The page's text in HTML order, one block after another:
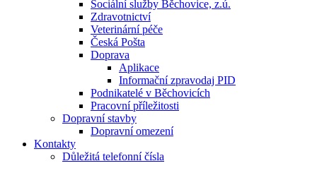
Sociální služby Běchovice, z.ú.
Zdravotnictví
Veterinární péče
Česká Pošta
Doprava
Aplikace
Informační zpravodaj PID
Podnikatelé v Běchovicích
Pracovní příležitosti
Dopravní stavby
Dopravní omezení
Kontakty
Důležitá telefonní čísla